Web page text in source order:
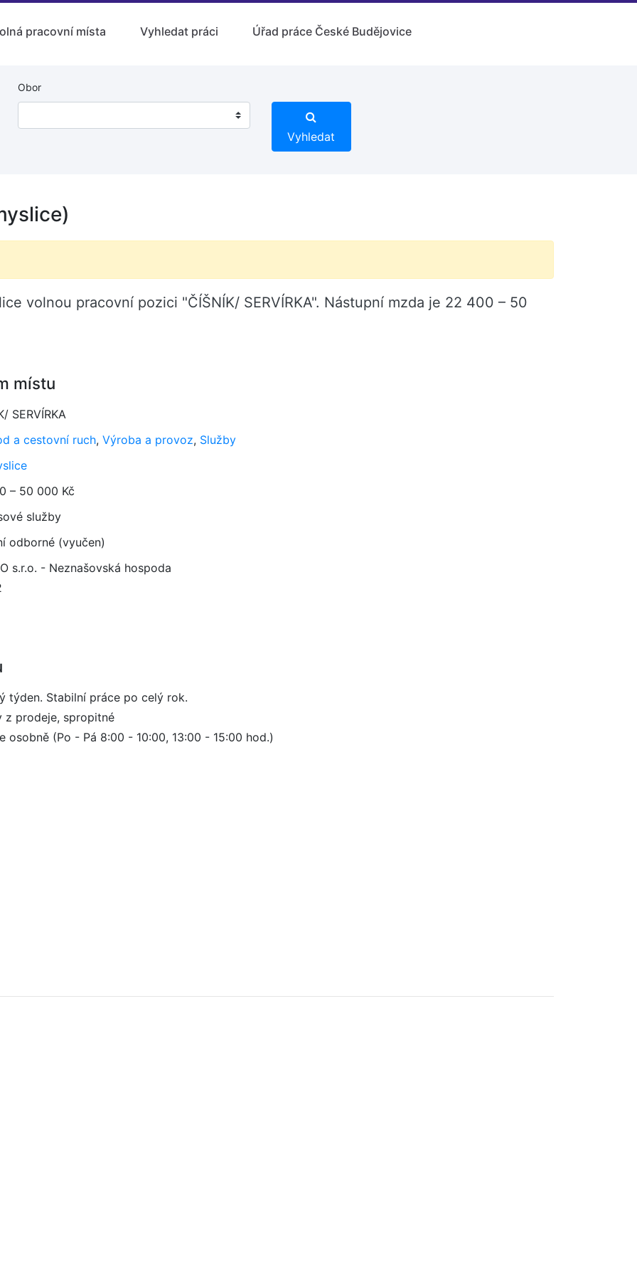
pracovní místa Vyhledat práci Úřad práce České Budějovice
Obor
Vyhledat
volnou pracovní pozici "ČÍŠNÍK/ SERVÍRKA". Nástupní mzda je 22 400 – 50
místu
SERVÍRKA
a cestovní ruch, Výroba a provoz, Služby
– 50 000 Kč
služby
odborné (vyučen)
s.r.o. - Neznašovská hospoda
týden. Stabilní práce po celý rok.
z prodeje, spropitné
(Po - Pá 8:00 - 10:00, 13:00 - 15:00 hod.)